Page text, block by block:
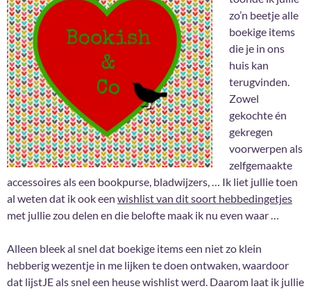
zo’n beetje alle
boekige items
die je in ons
huis kan
terugvinden.
Zowel
gekochte én
gekregen
voorwerpen als
zelfgemaakte
accessoires als een bookpurse, bladwijzers, … Ik liet jullie toen
al weten dat ik ook een wishlist van dit soort hebbedingetjes
met jullie zou delen en die belofte maak ik nu even waar …
Alleen bleek al snel dat boekige items een niet zo klein
hebberig wezentje in me lijken te doen ontwaken, waardoor
dat lijstJE als snel een heuse wishlist werd. Daarom laat ik jullie